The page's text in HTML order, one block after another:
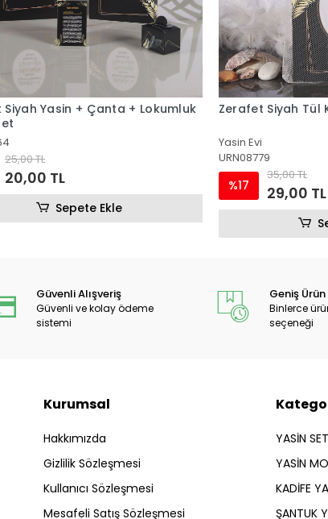
Zerafet Siyah Tül Kese + Yasin + Tesbih
URN08779
%17 29,00 TL
Sepete Ekle
Zerafet
%17
Güvenli Alışveriş
Güvenli ve kolay ödeme
sistemi
Geniş
Binlerce
seçeneği
Kurumsal
Hakkımızda
Gizlilik Sözleşmesi
Kullanıcı Sözleşmesi
Mesafeli Satış Sözleşmesi
YASİN
YASİN
KADİFE
ŞANTUK